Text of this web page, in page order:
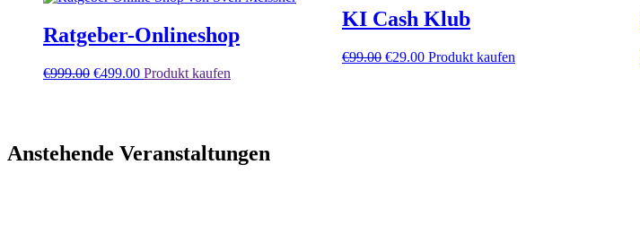
Ratgeber-Onlineshop
€999.00 €499.00 Produkt kaufen
KI Cash Klub
€99.00 €29.00 Produkt kaufen
Anstehende Veranstaltungen